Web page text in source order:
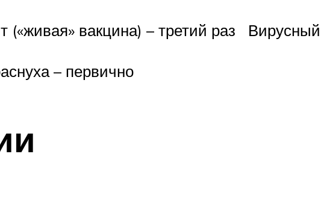
вакцина) – третий раз Вирусный
– первично